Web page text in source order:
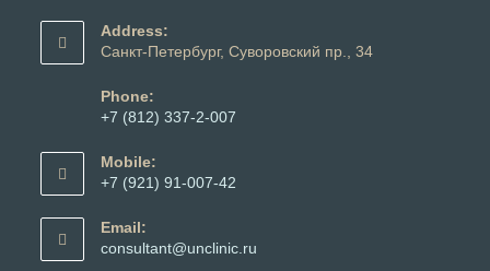
Address:
Санкт-Петербург, Суворовский пр., 34
Phone:
+7 (812) 337-2-007
в
вашем
Mobile:
+7 (921) 91-007-42
в
вашем
Email:
consultant@unclinic.ru